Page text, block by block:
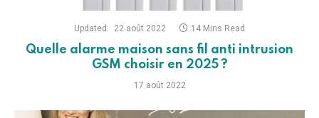
Updated: 22 août 2022 14 Mins Read
Quelle alarme maison sans fil anti intrusion
GSM choisir en 2025 ?
17 août 2022